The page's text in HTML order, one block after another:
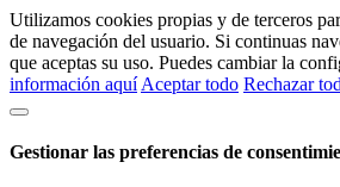
Utilizamos cookies propias y de terceros
de navegación del usuario. Si continuas
que aceptas su uso. Puedes cambiar la
información aquí Aceptar todo Rechazar
Gestionar las preferencias de